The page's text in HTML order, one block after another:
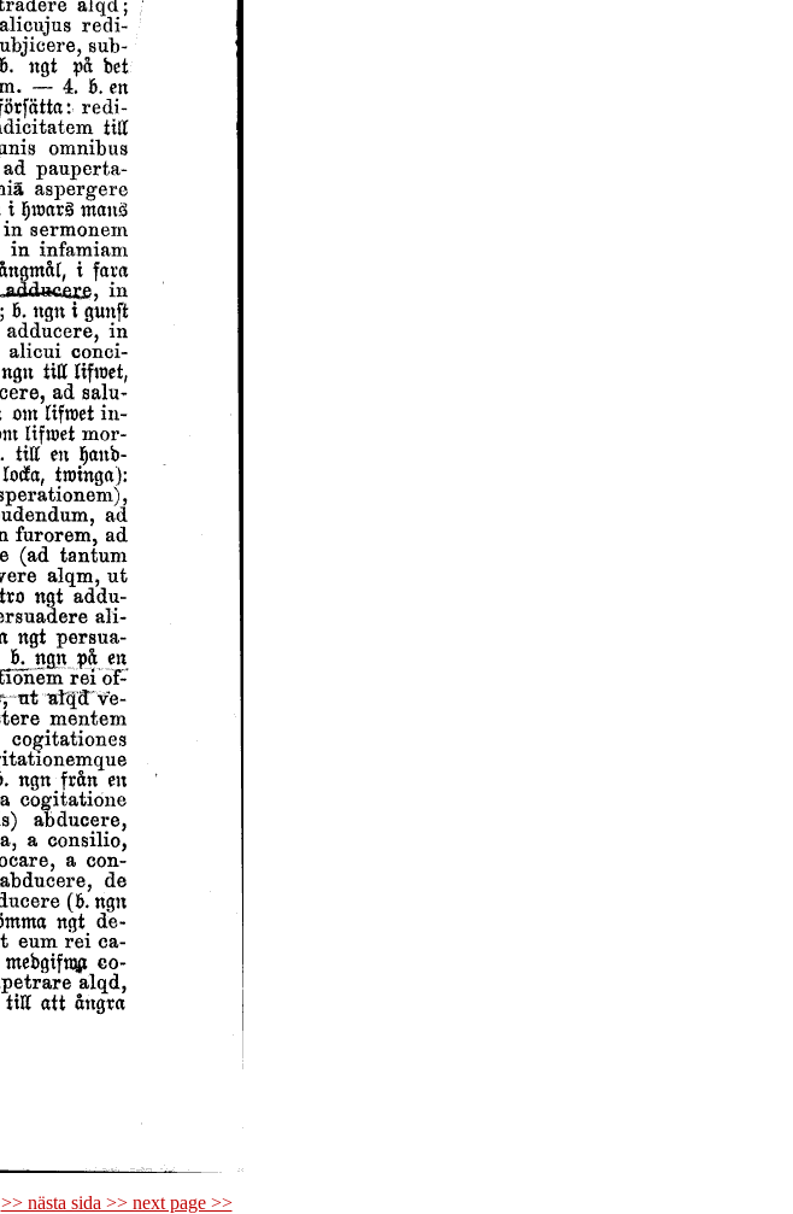
>> nästa sida >> next page >>